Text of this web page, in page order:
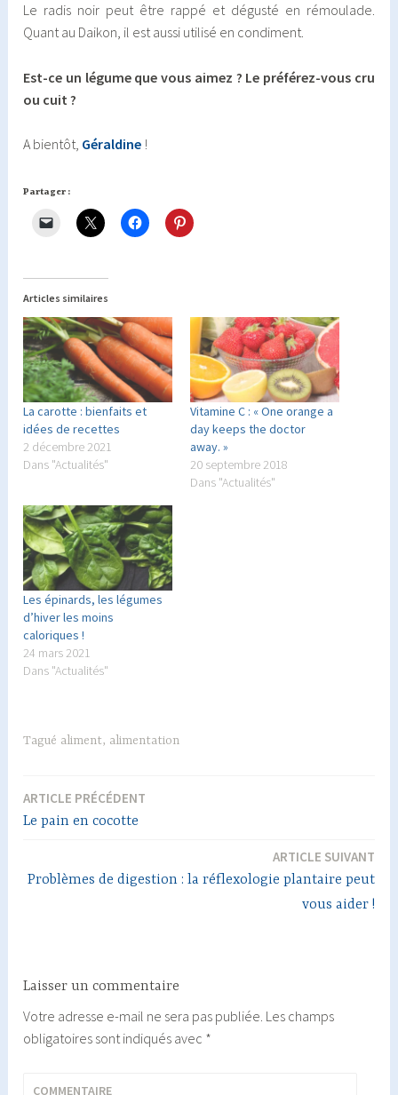
Le radis noir peut être rappé et dégusté en rémoulade.
Quant au Daikon, il est aussi utilisé en condiment.
Est-ce un légume que vous aimez ? Le préférez-vous cru
ou cuit ?
A bientôt, Géraldine !
Partager :
Articles similaires
La carotte : bienfaits et
idées de recettes
2 décembre 2021
Dans "Actualités"
Vitamine C : « One orange a
day keeps the doctor
away. »
20 septembre 2018
Dans "Actualités"
Les épinards, les légumes
d’hiver les moins
caloriques !
24 mars 2021
Dans "Actualités"
Tagué aliment, alimentation
Navigation
de
ARTICLE PRÉCÉDENT
Le pain en cocotte
ARTICLE SUIVANT
Problèmes de digestion : la réflexologie plantaire peut
vous aider !
Laisser un commentaire
Votre adresse e-mail ne sera pas publiée. Les champs
obligatoires sont indiqués avec *
COMMENTAIRE